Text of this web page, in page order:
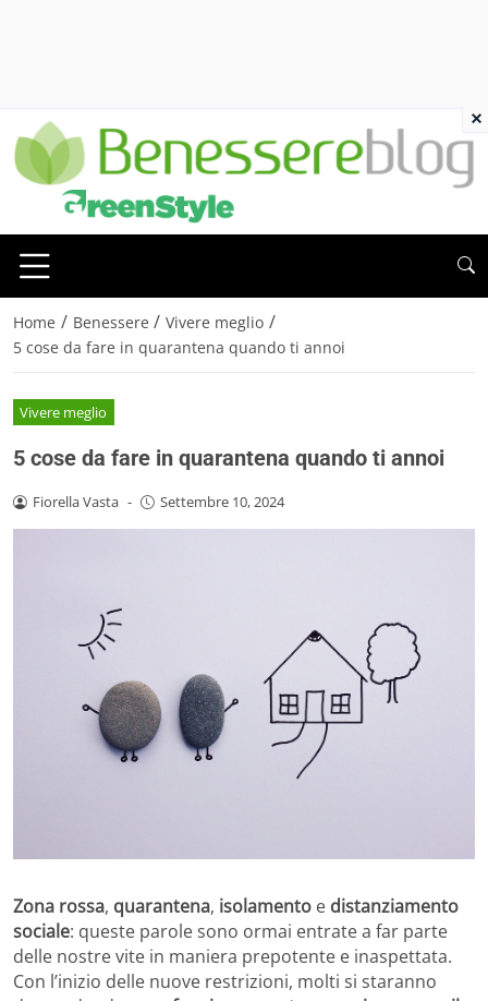
Home / Benessere / Vivere meglio /
5 cose da fare in quarantena quando ti annoi
Vivere meglio
5 cose da fare in quarantena quando ti annoi
Fiorella Vasta - Settembre 10, 2024
Zona rossa, quarantena, isolamento e distanziamento
sociale: queste parole sono ormai entrate a far parte
delle nostre vite in maniera prepotente e inaspettata.
Con l’inizio delle nuove restrizioni, molti si staranno
×